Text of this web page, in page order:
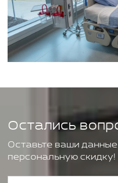
Остались
Оставьте ваши
персональную скидку!